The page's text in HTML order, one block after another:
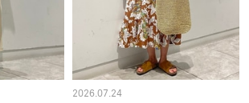
2026.07.24